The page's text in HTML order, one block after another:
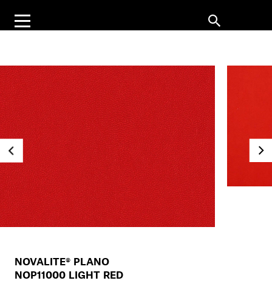
NOVALITE® PLANO
NOP11000 LIGHT RED